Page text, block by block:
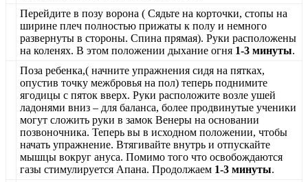
Перейдите в позу ворона ( Сядьте на корточки, стопы на
ширине плеч полностью прижаты к полу и немного
развернуты в стороны. Спина прямая). Руки расположены
на коленях. В этом положении дыхание огня 1-3 минуты.
Поза ребенка,( начните упражнения сидя на пятках,
опустив точку межбровья на пол) теперь поднимите
ягодицы с пяток вверх. Руки расположите возле ушей
ладонями вниз – для баланса, более продвинутые ученики
могут сложить руки в замок Венеры на основании
позвоночника. Теперь вы в исходном положении, чтобы
начать упражнение. Втягивайте внутрь и отпускайте
мышцы вокруг ануса. Помимо того что освобождаются
газы стимулируется Апана. Продолжаем 1-3 минуты.